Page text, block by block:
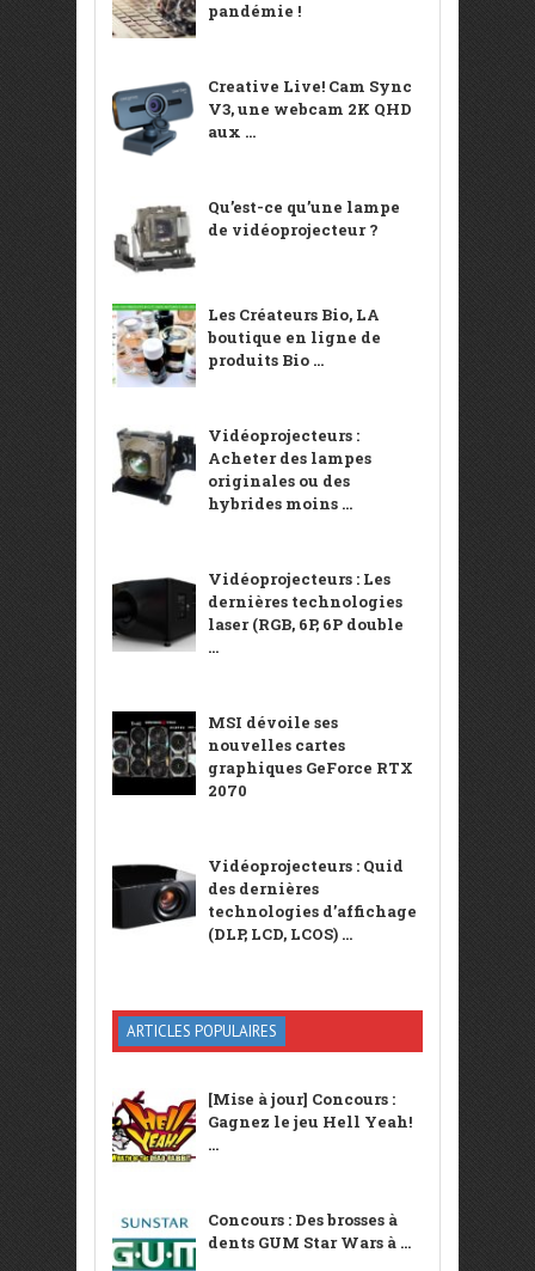
pandémie !
Creative Live! Cam Sync
V3, une webcam 2K QHD
aux ...
Qu’est-ce qu’une lampe
de vidéoprojecteur ?
Les Créateurs Bio, LA
boutique en ligne de
produits Bio ...
Vidéoprojecteurs :
Acheter des lampes
originales ou des
hybrides moins ...
Vidéoprojecteurs : Les
dernières technologies
laser (RGB, 6P, 6P double
...
MSI dévoile ses
nouvelles cartes
graphiques GeForce RTX
2070
Vidéoprojecteurs : Quid
des dernières
technologies d’affichage
(DLP, LCD, LCOS) ...
ARTICLES POPULAIRES
[Mise à jour] Concours :
Gagnez le jeu Hell Yeah!
...
Concours : Des brosses à
dents GUM Star Wars à ...